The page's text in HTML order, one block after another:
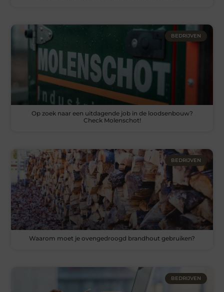
BEDRIJVEN
Op zoek naar een uitdagende job in de loodsenbouw?
Check Molenschot!
BEDRIJVEN
Waarom moet je ovengedroogd brandhout gebruiken?
BEDRIJVEN